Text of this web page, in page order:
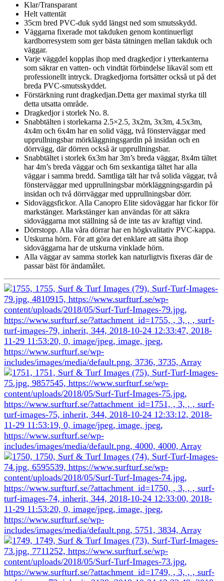
Klar/Transparant
Helt vattentät
35cm bred PVC-duk sydd längst ned som smutsskydd.
Väggarna fixerade mot takduken genom kontinuerligt
kardborresystem som ger bästa tätningen mellan takduk och
väggar.
Varje väggdel kopplas ihop med dragkedjor i ytterkanterna
som säkrar en vatten- och vindtät förbindelse likaväl som ett
professionellt intryck. Dragkedjorna fortsätter också ut på det
breda PVC-smutsskyddet.
Förstärkning runt dragkedjan.Detta ger maximal styrka till
detta utsatta område.
Dragkedjor i storlek No. 8.
Snabbtälten i storlekarna 2.5×2.5, 3x2m, 3x3m, 4.5x3m,
4x4m och 6x4m har en solid vägg, två fönsterväggar med
upprullningsbar mörkläggningsgardin på insidan och en
dörrvägg, där dörren också är upprullningsbar.
Snabbtältet i storlek 6x3m har 3m’s breda väggar, 8x4m tältet
har 4m’s breda väggar och 6m sexkantiga tältet har alla
väggar i samma bredd. Samtliga tält har två solida väggar, två
fönsterväggar med upprullningsbar mörkläggningsgardin på
insidan och två dörrväggar med upprullningsbar dörr.
Sidoväggsfickor. Alla Canopro Elite sidoväggar har fickor för
markstänger. Markstänger kan användas för att säkra
sidoväggarna mot ställning så de inte tas av kraftigt vind.
Dörrstopp. Alla våra dörrar har en högkvalitativ PVC-kappa.
Utskurna hörn. För att göra det enklare att sätta ihop
sidoväggarna har de utskurna vinklade hörn.
Alla väggar av samma storlek kan naturligtvis fixeras där de
passar bäst för ändamålet.